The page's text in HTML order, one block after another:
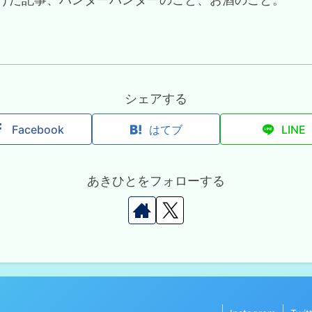
シェアする
Facebook はてブ LINE
あきひとをフォローする